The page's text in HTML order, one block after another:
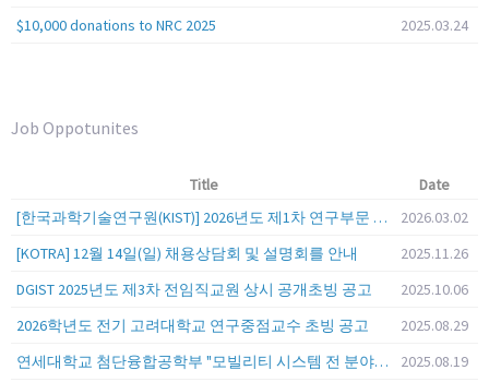
$10,000 donations to NRC 2025
2025.03.24
Job Oppotunites
Title
Date
[한국과학기술연구원(KIST)] 2026년도 제1차 연구부문 공개채용 안내
2026.03.02
[KOTRA] 12월 14일(일) 채용상담회 및 설명회를 안내
2025.11.26
DGIST 2025년도 제3차 전임직교원 상시 공개초빙 공고
2025.10.06
2026학년도 전기 고려대학교 연구중점교수 초빙 공고
2025.08.29
연세대학교 첨단융합공학부 "모빌리티 시스템 전 분야" 전임교원 특별채용 (2026년 9월 1일자 임용 예정)
2025.08.19